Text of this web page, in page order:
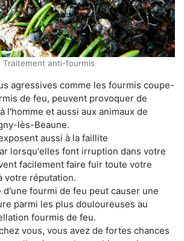
Traitement anti-fourmis
agressives comme les fourmis coupe-
de feu, peuvent provoquer de
l'homme et aussi aux animaux de
lès-Beaune.
aussi à la faillite
lorsqu'elles font irruption dans votre
facilement faire fuir toute votre
votre réputation.
d'une fourmi de feu peut causer une
parmi les plus douloureuses au
fourmis de feu.
vous, vous avez de fortes chances